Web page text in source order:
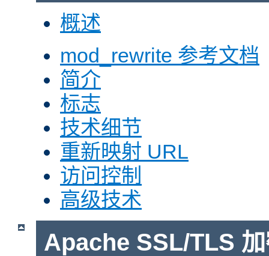
概述
mod_rewrite 参考文档
简介
标志
技术细节
重新映射 URL
访问控制
高级技术
Apache SSL/TLS